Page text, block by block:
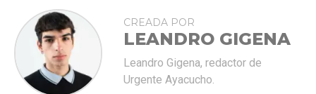
CREADA POR
LEANDRO GIGENA
Leandro Gigena, redactor de
Urgente Ayacucho.